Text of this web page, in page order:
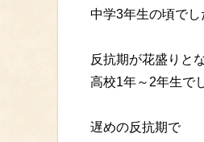
中学3年生の頃でし
反抗期が花盛りと
高校1年～2年生で
遅めの反抗期で